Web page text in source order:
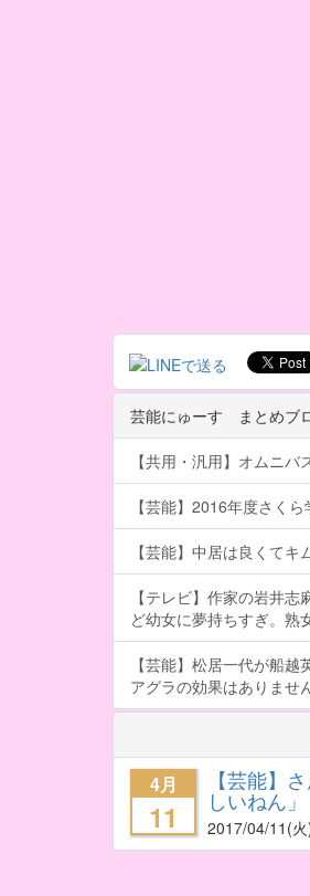
芸能にゅーす まとめブ
【共用・汎用】オムニ
【芸能】2016年度さく
【芸能】中居は良くて
【テレビ】作家の岩井
ど幼女に夢持ちすぎ。熟
【芸能】松居一代が船
アグラの効果はありませ
4月
11
【芸能】
しいねん」
2017/04/11 (